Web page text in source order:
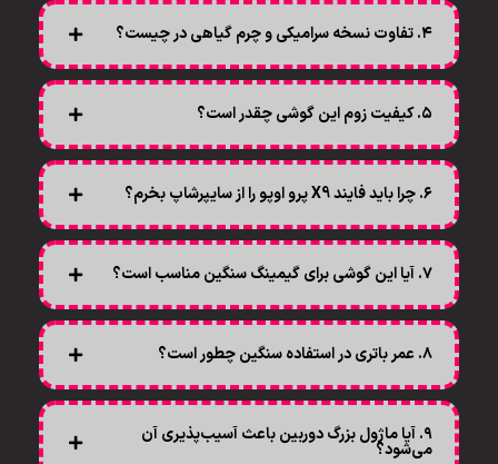
۴. تفاوت نسخه سرامیکی و چرم گیاهی در چیست؟
۵. کیفیت زوم این گوشی چقدر است؟
۶. چرا باید فایند X9 پرو اوپو را از سایپرشاپ بخرم؟
۷. آیا این گوشی برای گیمینگ سنگین مناسب است؟
۸. عمر باتری در استفاده سنگین چطور است؟
۹. آیا ماژول بزرگ دوربین باعث آسیب‌پذیری آن
می‌شود؟